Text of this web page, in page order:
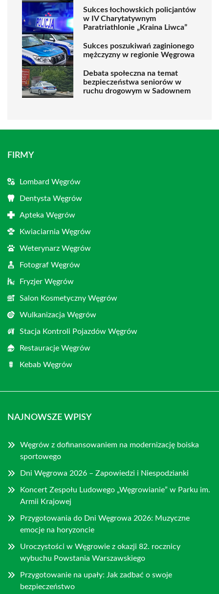
Sukces łochowskich policjantów
w IV Charytatywnym
Paratriathlonie „Kraina Liwca”
Sukces poszukiwań zaginionego
mężczyzny w regionie Węgrowa
Debata społeczna na temat
bezpieczeństwa seniorów w
ruchu drogowym w Sadownem
FIRMY
Lombard Węgrów
Dentysta Węgrów
Apteka Węgrów
Kwiaciarnia Węgrów
Weterynarz Węgrów
Fotograf Węgrów
Fryzjer Węgrów
Salon Kosmetyczny Węgrów
Wulkanizacja Węgrów
Stacja Kontroli Pojazdów Węgrów
Restauracje Węgrów
Kebab Węgrów
NAJNOWSZE WPISY
Węgrów z dofinansowaniem na modernizację boiska
sportowego
Dni Węgrowa 2026 – Zapowiedzi i Niespodzianki
Koncert Zespołu Ludowego „Węgrowianie” w Parku im.
Armii Krajowej
Przygotowania do Dni Węgrowa 2026: Muzyczne
emocje na horyzoncie
Uroczystości w Węgrowie z okazji 82. rocznicy
wybuchu Powstania Warszawskiego
Przygotowanie na upały: Jak zadbać o swoje
bezpieczeństwo